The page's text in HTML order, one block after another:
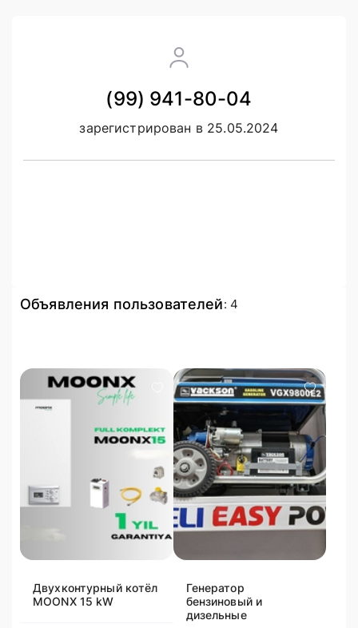
(99) 941-80-04
зарегистрирован в 25.05.2024
Объявления пользователей: 4
Двухконтурный котёл
MOONX 15 kW
Генератор
бензиновый и
дизельные